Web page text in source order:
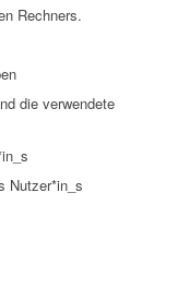
Rechners.
die verwendete
Nutzer*in_s